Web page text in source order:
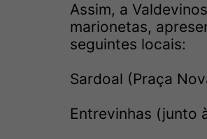
Assim, a
marionetas,
seguintes locais:
Sardoal (Praça
Entrevinhas (junto